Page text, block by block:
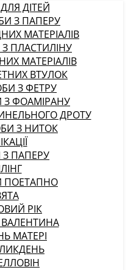
ДІТЕЙ
З ПАПЕРУ
МАТЕРІАЛІВ
ПЛАСТИЛІНУ
МАТЕРІАЛІВ
ВТУЛОК
З ФЕТРУ
З ФОАМІРАНУ
ДРОТУ
З НИТОК
З ПАПЕРУ
РІК
МАТЕРІ